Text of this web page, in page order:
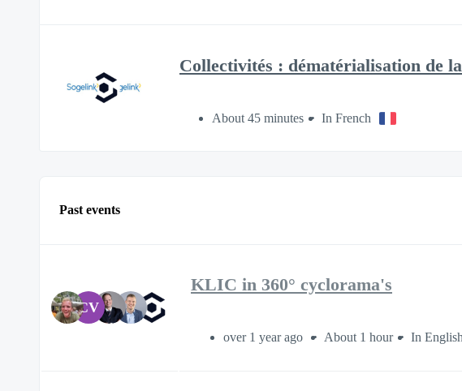
Collectivités : dématérialisation de
About 45 minutes In French
Past events
CV
KLIC in 360° cyclorama's
over 1 year ago About 1 hour In English